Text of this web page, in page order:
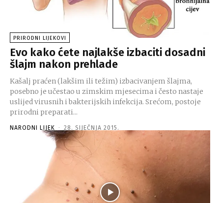
PRIRODNI LIJEKOVI
Evo kako ćete najlakše izbaciti dosadni
šlajm nakon prehlade
Kašalj praćen (lakšim ili težim) izbacivanjem šlajma,
posebno je učestao u zimskim mjesecima i često nastaje
uslijed virusnih i bakterijskih infekcija. Srećom, postoje
prirodni preparati...
NARODNI LIJEK - 28. SIJEČNJA 2015.